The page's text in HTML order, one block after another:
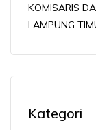
KOMISARIS
LAMPUNG
Kategori